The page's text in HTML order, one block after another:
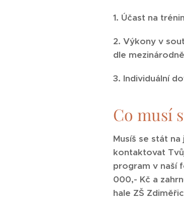
1. Účast na
2. Výkony v
dle
3. Individuální
Co musí
Musíš se stát
kontaktovat
program v naší
000,- Kč a
hale ZŠ